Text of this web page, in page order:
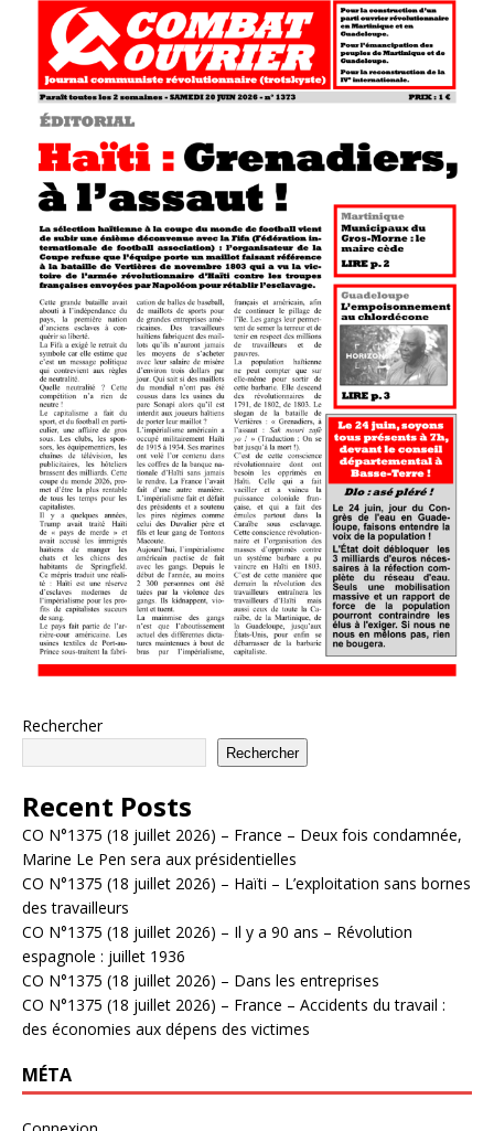
Rechercher
Rechercher
Recent Posts
CO N°1375 (18 juillet 2026) – France – Deux fois condamnée,
Marine Le Pen sera aux présidentielles
CO N°1375 (18 juillet 2026) – Haïti – L’exploitation sans bornes
des travailleurs
CO N°1375 (18 juillet 2026) – Il y a 90 ans – Révolution
espagnole : juillet 1936
CO N°1375 (18 juillet 2026) – Dans les entreprises
CO N°1375 (18 juillet 2026) – France – Accidents du travail :
des économies aux dépens des victimes
MÉTA